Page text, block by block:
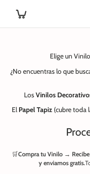
Elige un
¿No encuentras lo que
LosVinilos
El Papel Tapiz (cubre toda
🛒Compra tu Vinilo →
y enviamos gratis.